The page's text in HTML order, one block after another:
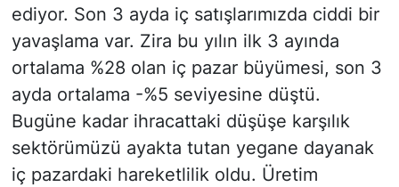
ediyor. Son 3 ayda iç satışlarımızda ciddi bir
yavaşlama var. Zira bu yılın ilk 3 ayında
ortalama %28 olan iç pazar büyümesi, son 3
ayda ortalama -%5 seviyesine düştü.
Bugüne kadar ihracattaki düşüşe karşılık
sektörümüzü ayakta tutan yegane dayanak
iç pazardaki hareketlilik oldu. Üretim